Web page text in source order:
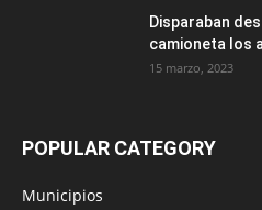
Disparaban
camioneta los
15 marzo, 2023
POPULAR CATEGORY
Municipios